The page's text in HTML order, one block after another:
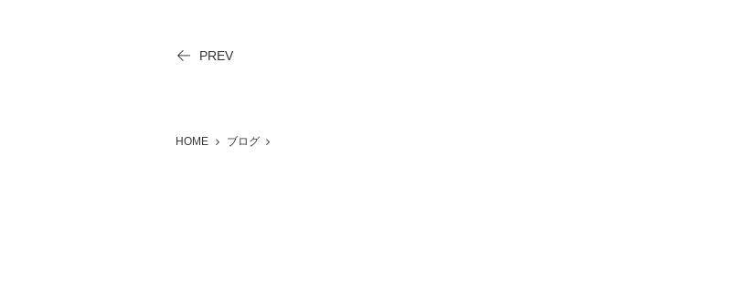
PREV
HOME ブログ